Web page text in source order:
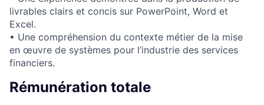
livrables clairs et concis sur PowerPoint, Word et
Excel.
• Une compréhension du contexte métier de la mise
en œuvre de systèmes pour l’industrie des services
financiers.
Rémunération totale